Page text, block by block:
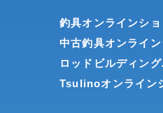
釣具オンラインシ
中古釣具オンライ
ロッドビルディン
Tsulinoオンライン